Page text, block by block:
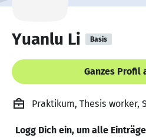
Yuanlu Li Basis
Ganzes Profil
Praktikum, Thesis worker,
Logg Dich ein, um alle